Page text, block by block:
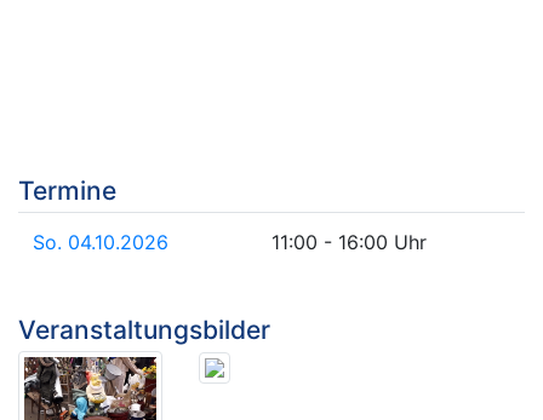
Termine
So. 04.10.2026 11:00 - 16:00 Uhr
Veranstaltungsbilder